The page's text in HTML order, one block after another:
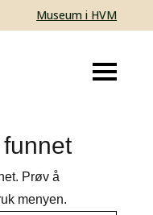
Museum i HVM
Prøv å
menyen.